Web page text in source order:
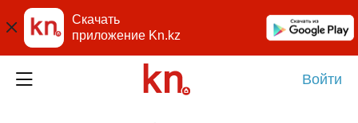
Скачать
приложение Kn.kz
Войти